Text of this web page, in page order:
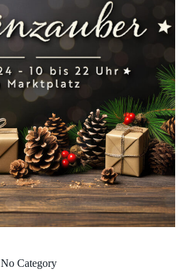
No Category